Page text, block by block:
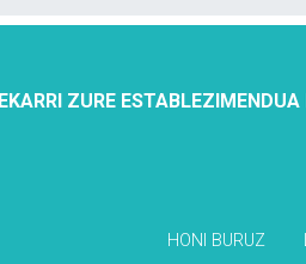
EKARRI ZURE
HONI BURUZ